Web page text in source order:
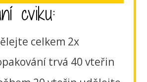
cviku:
celkem 2x
trvá 40 vteřin